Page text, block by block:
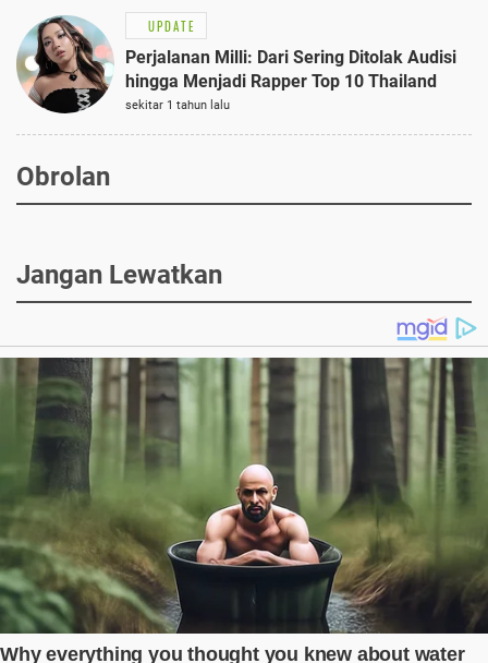
UPDATE
Perjalanan Milli: Dari Sering Ditolak Audisi
hingga Menjadi Rapper Top 10 Thailand
sekitar 1 tahun lalu
Obrolan
Jangan Lewatkan